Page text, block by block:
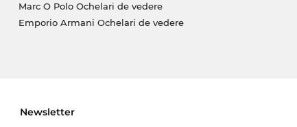
Marc O Polo Ochelari de vedere
Emporio Armani Ochelari de vedere
Newsletter